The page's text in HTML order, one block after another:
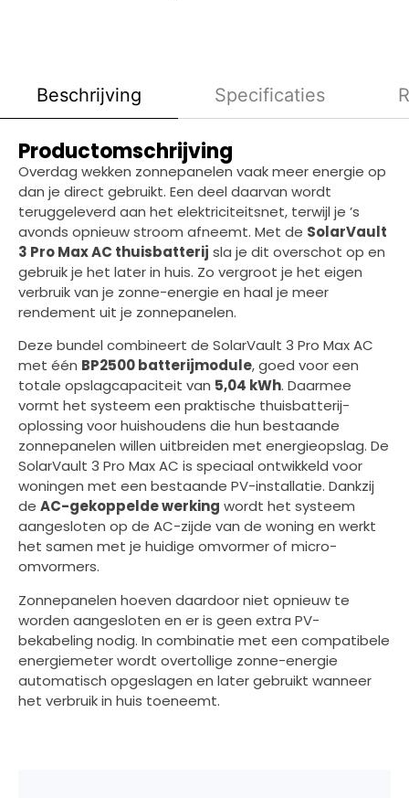
Beschrijving Specificaties
Productomschrijving
Overdag wekken zonnepanelen vaak meer energie op
dan je direct gebruikt. Een deel daarvan wordt
teruggeleverd aan het elektriciteitsnet, terwijl je ’s
avonds opnieuw stroom afneemt. Met de SolarVault
3 Pro Max AC thuisbatterij sla je dit overschot op en
gebruik je het later in huis. Zo vergroot je het eigen
verbruik van je zonne-energie en haal je meer
rendement uit je zonnepanelen.
Deze bundel combineert de SolarVault 3 Pro Max AC
met één BP2500 batterijmodule, goed voor een
totale opslagcapaciteit van 5,04 kWh. Daarmee
vormt het systeem een praktische thuisbatterij-
oplossing voor huishoudens die hun bestaande
zonnepanelen willen uitbreiden met energieopslag. De
SolarVault 3 Pro Max AC is speciaal ontwikkeld voor
woningen met een bestaande PV-installatie. Dankzij
de AC-gekoppelde werking wordt het systeem
aangesloten op de AC-zijde van de woning en werkt
het samen met je huidige omvormer of micro-
omvormers.
Zonnepanelen hoeven daardoor niet opnieuw te
worden aangesloten en er is geen extra PV-
bekabeling nodig. In combinatie met een compatibele
energiemeter wordt overtollige zonne-energie
automatisch opgeslagen en later gebruikt wanneer
het verbruik in huis toeneemt.